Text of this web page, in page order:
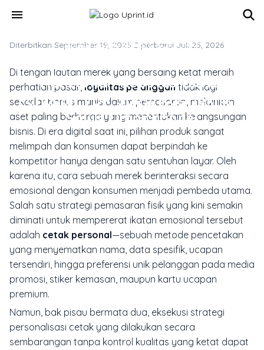
menu
SOLUSI CETAK BISNIS & KORPORAT
Salah Cetak Personal Bisa
Hancurkan Reputasi Bisnis:
Panduan VDP, Spesifikasi Teknis &
Solusi Omnichannel
Diterbitkan September 19, 2025 Diperbarui Juli 25, 2026
Di tengah lautan merek yang bersaing ketat meraih
perhatian pasar, loyalitas pelanggan tidak lagi
sekadar bonus manis dalam pemasaran, melainkan
aset paling berharga yang menentukan kelangsungan
bisnis. Di era digital saat ini, pilihan produk sangat
melimpah dan konsumen dapat berpindah ke
kompetitor hanya dengan satu sentuhan layar. Oleh
karena itu, cara sebuah merek berinteraksi secara
emosional dengan konsumen menjadi pembeda utama.
Salah satu strategi pemasaran fisik yang kini semakin
diminati untuk mempererat ikatan emosional tersebut
adalah cetak personal—sebuah metode pencetakan
yang menyematkan nama, data spesifik, ucapan
tersendiri, hingga preferensi unik pelanggan pada media
promosi, stiker kemasan, maupun kartu ucapan
premium.
Namun, bak pisau bermata dua, eksekusi strategi
personalisasi cetak yang dilakukan secara
sembarangan tanpa kontrol kualitas yang ketat dapat